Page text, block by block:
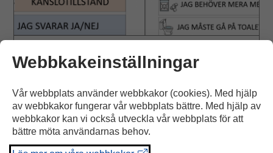
MATERIAL
Med hjälp av detta samtalsstöd med text och bild kan
en person med kommunikationsutmaningar uttrycka
sina åsikter.
Till detta behöver personen hjälp av exempelvis en
Webbkakeinställningar
Vår webbplats använder webbkakor (cookies). Med hjälp
av webbkakor fungerar vår webbplats bättre. Med hjälp av
webbkakor kan vi också utveckla vår webbplats för att
bättre möta användarnas behov.